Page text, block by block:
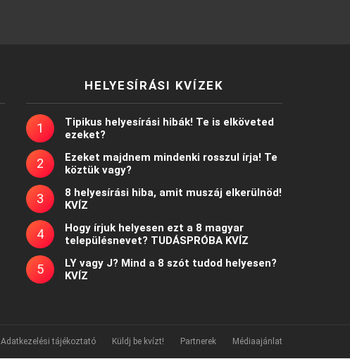
HELYESÍRÁSI KVÍZEK
Tipikus helyesírási hibák! Te is elköveted
ezeket?
Ezeket majdnem mindenki rosszul írja! Te
köztük vagy?
8 helyesírási hiba, amit muszáj elkerülnöd!
KVÍZ
Hogy írjuk helyesen ezt a 8 magyar
településnevet? TUDÁSPRÓBA KVÍZ
LY vagy J? Mind a 8 szót tudod helyesen?
KVÍZ
Adatkezelési tájékoztató Küldj be kvízt! Partnerek Médiaajánlat